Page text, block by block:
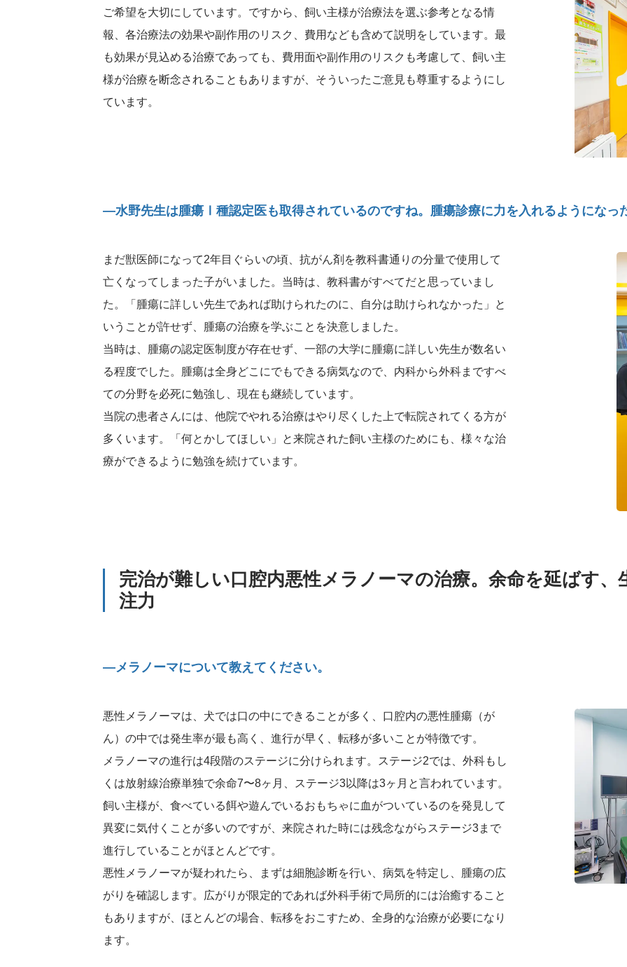
ご希望を大切にしています。ですから、飼い主様が治療法を選ぶ参考となる情
報、各治療法の効果や副作用のリスク、費用なども含めて説明をしています。最
も効果が見込める治療であっても、費用面や副作用のリスクも考慮して、飼い主
様が治療を断念されることもありますが、そういったご意見も尊重するようにし
ています。
―水野先生は腫瘍Ⅰ種認定医も取得されているのですね。腫瘍診療に力を入れるようになっ
まだ獣医師になって2年目ぐらいの頃、抗がん剤を教科書通りの分量で使用して
亡くなってしまった子がいました。当時は、教科書がすべてだと思っていまし
た。「腫瘍に詳しい先生であれば助けられたのに、自分は助けられなかった」と
いうことが許せず、腫瘍の治療を学ぶことを決意しました。
当時は、腫瘍の認定医制度が存在せず、一部の大学に腫瘍に詳しい先生が数名い
る程度でした。腫瘍は全身どこにでもできる病気なので、内科から外科まですべ
ての分野を必死に勉強し、現在も継続しています。
当院の患者さんには、他院でやれる治療はやり尽くした上で転院されてくる方が
多くいます。「何とかしてほしい」と来院された飼い主様のためにも、様々な治
療ができるように勉強を続けています。
完治が難しい口腔内悪性メラノーマの治療。余命を延ばす
注力
―メラノーマについて教えてください。
悪性メラノーマは、犬では口の中にできることが多く、口腔内の悪性腫瘍（が
ん）の中では発生率が最も高く、進行が早く、転移が多いことが特徴です。
メラノーマの進行は4段階のステージに分けられます。ステージ2では、外科もし
くは放射線治療単独で余命7〜8ヶ月、ステージ3以降は3ヶ月と言われています。
飼い主様が、食べている餌や遊んでいるおもちゃに血がついているのを発見して
異変に気付くことが多いのですが、来院された時には残念ながらステージ3まで
進行していることがほとんどです。
悪性メラノーマが疑われたら、まずは細胞診断を行い、病気を特定し、腫瘍の広
がりを確認します。広がりが限定的であれば外科手術で局所的には治癒すること
もありますが、ほとんどの場合、転移をおこすため、全身的な治療が必要になり
ます。